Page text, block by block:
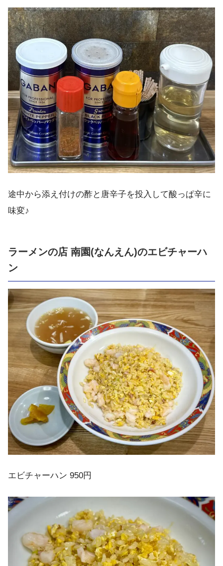
途中から添え付けの酢と唐辛子を投入して酸っぱ辛に
味変♪
ラーメンの店 南園(なんえん)のエビチャーハ
ン
エビチャーハン 950円